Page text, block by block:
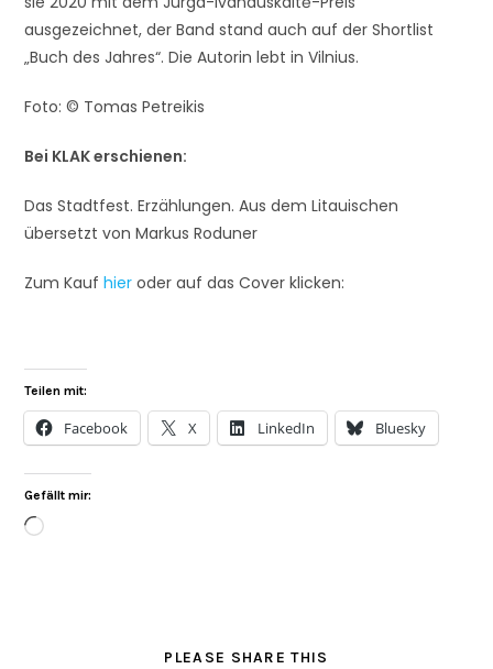
ausgezeichnet, der Band stand auch auf der Shortlist
„Buch des Jahres“. Die Autorin lebt in Vilnius.
Foto: © Tomas Petreikis
Bei KLAK erschienen:
Das Stadtfest. Erzählungen. Aus dem Litauischen
übersetzt von Markus Roduner
Zum Kaufhier oder auf das Cover klicken:
Teilen mit:
Facebook X LinkedIn Bluesky
Gefällt mir:
PLEASE SHARE THIS